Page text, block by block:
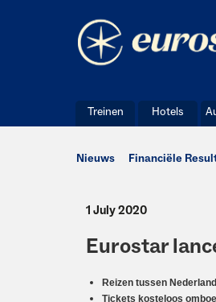
Treinen Hotels
Nieuws Financiële
1 July 2020
Eurostar
Reizen tussen
Tickets kosteloos